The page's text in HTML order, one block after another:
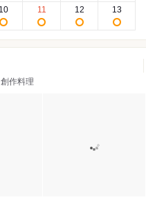
10 11 12 13
作料理